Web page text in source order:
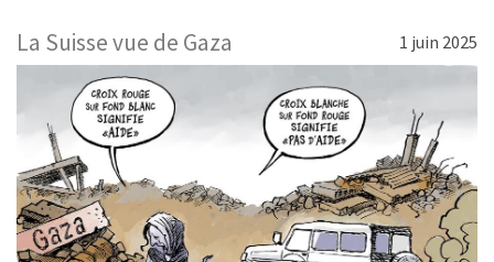
La Suisse vue de Gaza 1 juin 2025